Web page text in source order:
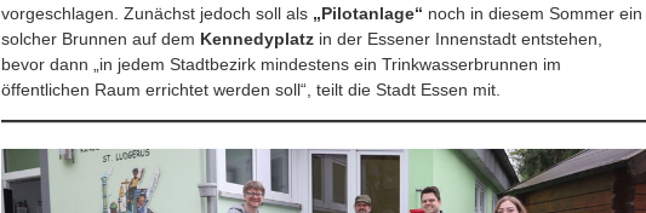
vorgeschlagen. Zunächst jedoch soll als„Pilotanlage“ noch in diesem Sommer ein
solcher Brunnen auf dem Kennedyplatz in der Essener Innenstadt entstehen,
bevor dann „in jedem Stadtbezirk mindestens ein Trinkwasserbrunnen im
öffentlichen Raum errichtet werden soll“, teilt die Stadt Essen mit.